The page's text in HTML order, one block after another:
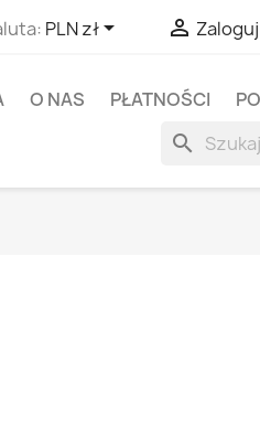
PLN zł 
O NAS PŁATNOŚCI
search